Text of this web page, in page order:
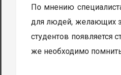
По мнению
для людей, желающих
студентов появляется
же необходимо